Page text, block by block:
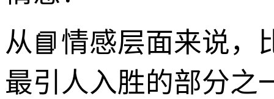
从📘情感层面来说，
最引人入胜的部分之